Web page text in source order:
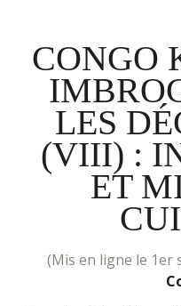
CONGO
LES
(VIII) :
ET
(mis en ligne le